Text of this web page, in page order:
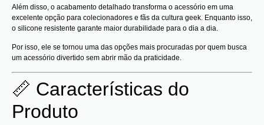
Além disso, o acabamento detalhado transforma o acessório em uma
excelente opção para colecionadores e fãs da cultura geek. Enquanto isso,
o silicone resistente garante maior durabilidade para o dia a dia.
Por isso, ele se tornou uma das opções mais procuradas por quem busca
um acessório divertido sem abrir mão da praticidade.
📏 Características do
Produto